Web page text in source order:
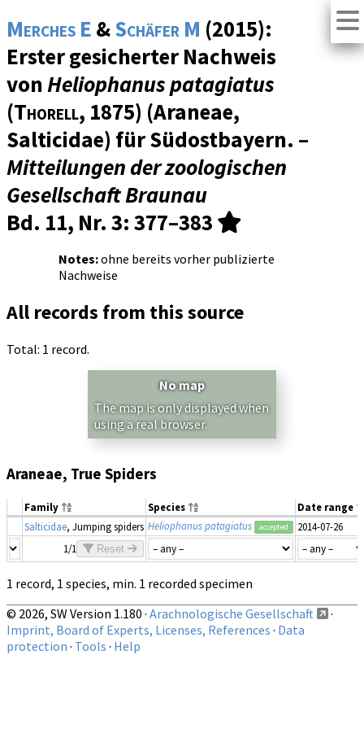
Merches E &Schäfer M (2015):
Erster gesicherter Nachweis
von Heliophanus patagiatus
(Thorell, 1875) (Araneae,
Salticidae) für Südostbayern. –
Mitteilungen der zoologischen
Gesellschaft Braunau
Bd. 11, Nr. 3: 377–383
Notes:ohne bereits vorher publizierte
Nachweise
All records from this source
Total: 1 record.
No map
The map is only displayed when
using a real browser.
Araneae, True Spiders
Family Species
Date range
Salticidae, Jumping spiders Heliophanus patagiatus accepted
2014-07-26
1/1
Reset
1 record, 1 species, min. 1 recorded specimen
© 2026, SW Version 1.180 · Arachnologische Gesellschaft
·
Imprint, Board of Experts, Licenses, References · Data
protection · Tools · Help